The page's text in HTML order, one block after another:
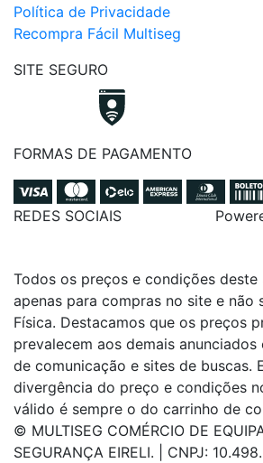
Política de Privacidade
Recompra Fácil Multiseg
SITE SEGURO
FORMAS DE PAGAMENTO
REDES SOCIAIS
Todos os preços e condições
apenas para compras no site e não
Física. Destacamos que os preços
prevalecem aos demais
de comunicação e sites de buscas.
divergência do preço e condições
válido é sempre o do carrinho de
© MULTISEG COMÉRCIO DE
SEGURANÇA EIRELI. | CNPJ: